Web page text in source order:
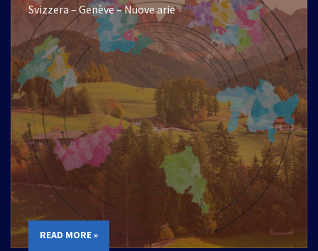
Svizzera – Genève – Nuove arie
READ MORE »